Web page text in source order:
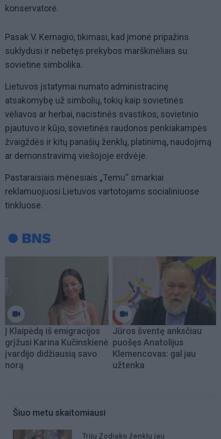
konservatorė.
Pasak V. Kernagio, tikimasi, kad įmonė pripažins
suklydusi ir nebetęs prekybos marškinėliais su
sovietine simbolika.
Lietuvos įstatymai numato administracinę
atsakomybę už simbolių, tokių kaip sovietinės
vėliavos ar herbai, nacistinės svastikos, sovietinio
pjautuvo ir kūjo, sovietinės raudonos penkiakampės
žvaigždės ir kitų panašių ženklų, platinimą, naudojimą
ar demonstravimą viešojoje erdvėje.
Pastaraisiais mėnesiais „Temu“ smarkiai
reklamuojuosi Lietuvos vartotojams socialiniuose
tinkluose.
Į Klaipėdą iš emigracijos
grįžusi Karina Kučinskienė
įvardijo didžiausią savo
norą
Jūros šventę anksčiau
puošęs Anatolijus
Klemencovas: gal jau
užtenka
Šiuo metu skaitomiausi
Trijų Zodiako ženklų jau